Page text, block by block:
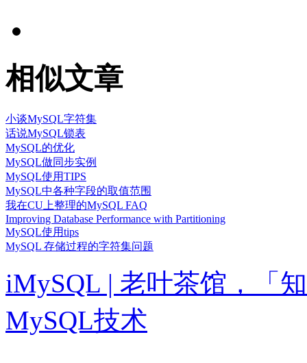
相似文章
小谈MySQL字符集
话说MySQL锁表
MySQL的优化
MySQL做同步实例
MySQL使用TIPS
MySQL中各种字段的取值范围
我在CU上整理的MySQL FAQ
Improving Database Performance with Partitioning
MySQL使用tips
MySQL 存储过程的字符集问题
iMySQL | 老叶茶馆，「
MySQL技术